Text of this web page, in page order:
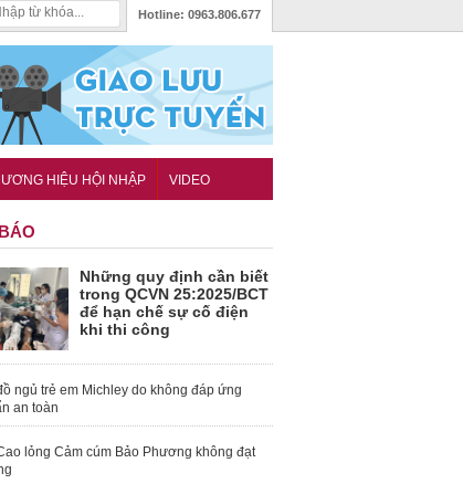
Hotline: 0963.806.677
HIỆU HỘI NHẬP VIDEO
Những quy định cần biết
trong QCVN 25:2025/BCT
để hạn chế sự cố điện
khi thi công
ngủ trẻ em Michley do không đáp ứng
an toàn
lỏng Cảm cúm Bảo Phương không đạt